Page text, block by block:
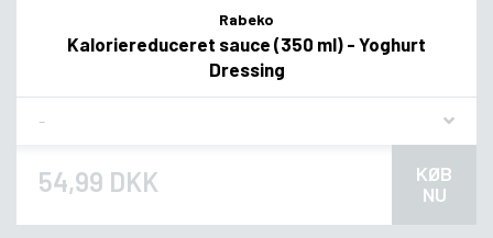
Rabeko
Kaloriereduceret sauce (350 ml) - Yoghurt
Dressing
54,99 DKK
KØB
NU